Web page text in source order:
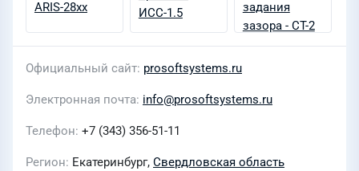
Официальный сайт prosoftsystems.ru
Электронная почта info@prosoftsystems.ru
Телефон +7 (343) 356-51-11
Регион Екатеринбург, Свердловская область